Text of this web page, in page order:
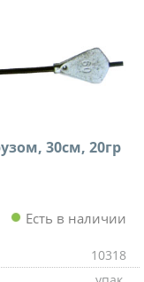
30см, 20гр
Есть в наличии
10318